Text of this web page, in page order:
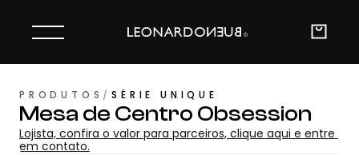
PRODUTOS /SÉRIE UNIQUE
Mesa de Centro Obsession
Lojista, confira o valor para parceiros, clique aqui e entre
em contato.